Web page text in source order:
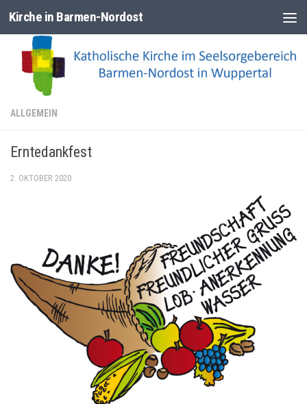
Zum Inhalt springen
Kirche in Barmen-Nordost
ALLGEMEIN
Erntedankfest
2. OKTOBER 2020